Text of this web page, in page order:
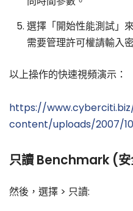
選擇「開始性能測試」
需要管理許可權請輸入
以上操作的快速視頻演示：
https://
content/uploads/2007/
只讀 Benchmark (安
然後，選擇 > 只讀: